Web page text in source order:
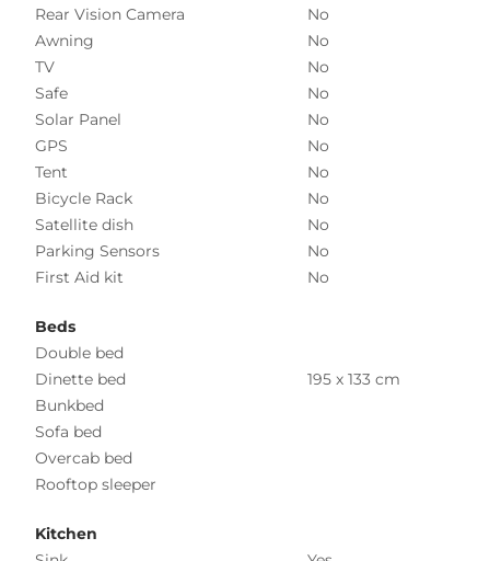
Rear Vision Camera
No
Awning
No
TV
No
Safe
No
Solar Panel
No
GPS
No
Tent
No
Bicycle Rack
No
Satellite dish
No
Parking Sensors
No
First Aid kit
No
Beds
Double bed
Dinette bed
195 x 133 cm
Bunkbed
Sofa bed
Overcab bed
Rooftop sleeper
Kitchen